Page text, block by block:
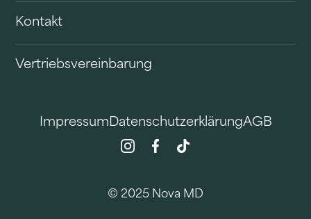
Kontakt
Vertriebsvereinbarung
ImpressumDatenschutzerklärungAGB
© 2025 Nova MD